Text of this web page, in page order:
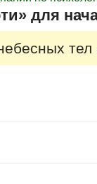
для
тел